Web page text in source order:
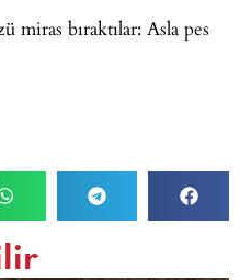
miras bıraktılar: Asla pes